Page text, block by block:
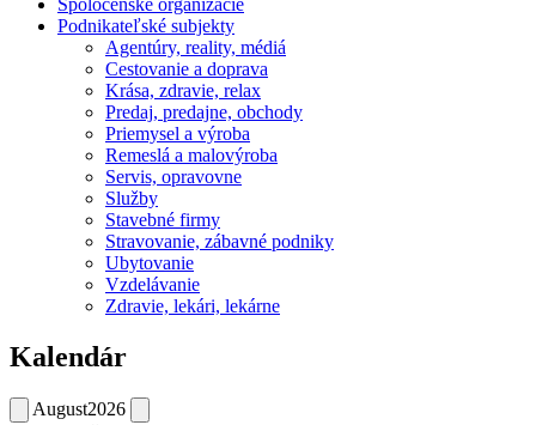
Spoločenské organizácie
Podnikateľské subjekty
Agentúry, reality, médiá
Cestovanie a doprava
Krása, zdravie, relax
Predaj, predajne, obchody
Priemysel a výroba
Remeslá a malovýroba
Servis, opravovne
Služby
Stavebné firmy
Stravovanie, zábavné podniky
Ubytovanie
Vzdelávanie
Zdravie, lekári, lekárne
Kalendár
August2026